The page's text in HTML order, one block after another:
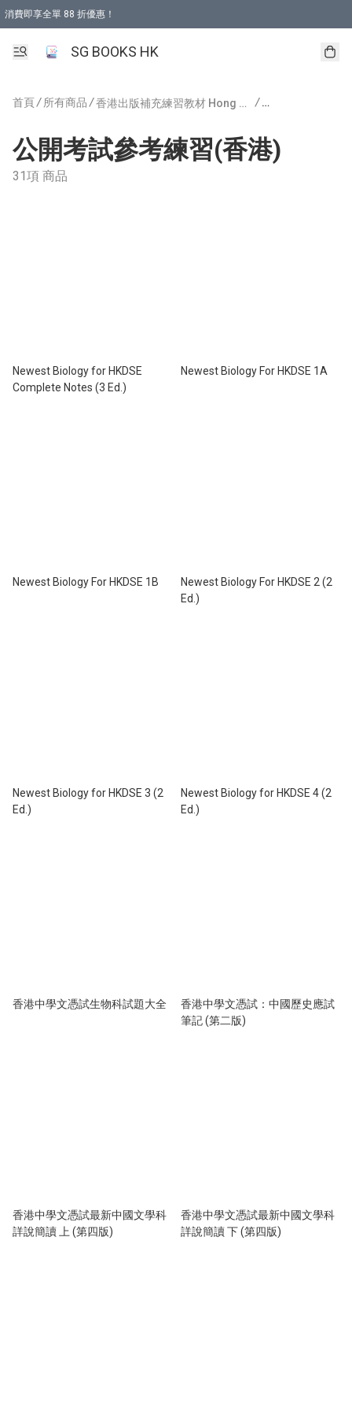
消費即享全單 88 折優惠！
SG BOOKS HK
首頁/ 所有商品 / 香港出版補充練習教材 Hong Kong Publishing / 公開考試參考練
公開考試參考練習(香港)
31項 商品
Newest Biology for HKDSE
Complete Notes (3 Ed.)
Newest Biology For HKDSE 1A
Newest Biology For HKDSE 1B
Newest Biology For HKDSE 2 (2
Ed.)
Newest Biology for HKDSE 3 (2
Ed.)
Newest Biology for HKDSE 4 (2
Ed.)
香港中學文憑試生物科試題大全
香港中學文憑試：中國歷史應試
筆記 (第二版)
香港中學文憑試最新中國文學科
詳說簡讀 上 (第四版)
香港中學文憑試最新中國文學科
詳說簡讀 下 (第四版)